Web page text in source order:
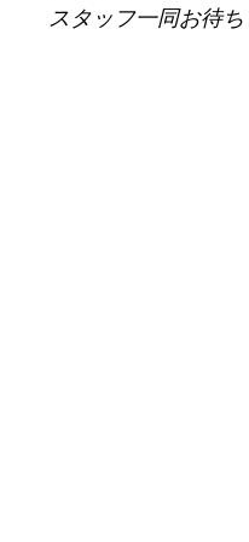
スタッフ一同お待